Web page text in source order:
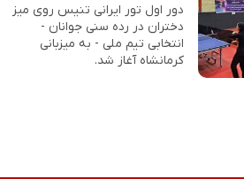
دور اول تور ایرانی تنیس روی میز
دختران در رده سنی جوانان -
انتخابی تیم ملی - به میزبانی
کرمانشاه آغاز شد.